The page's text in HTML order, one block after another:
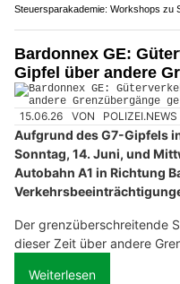
Steuersparakademie: Workshops zu
Bardonnex GE:
Gipfel über andere
15.06.26 VON
Aufgrund des G7-Gipfels
Sonntag, 14. Juni, und
Autobahn A1 in Richtung
Der grenzüberschreitende
dieser Zeit über andere
Weiterlesen